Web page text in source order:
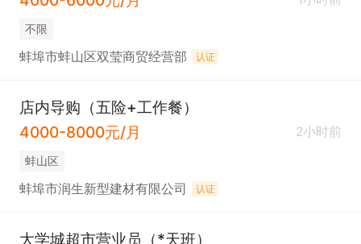
不限
蚌埠市蚌山区双莹商贸经营部 认证
店内导购（五险+工作餐）
4000-8000元/月
2小时前
蚌山区
蚌埠市润生新型建材有限公司 认证
大学城超市营业员（*天班）